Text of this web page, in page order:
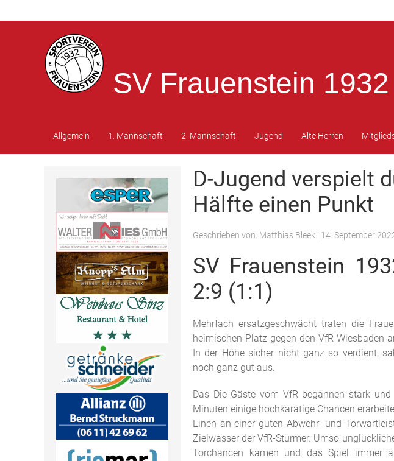
SV Frauenstein 1932
Allgemein 1. Mannschaft 2. Mannschaft Jugend Alte Herren
D-Jugend verspielt
Hälfte einen Punkt
Geschrieben von: Matthias Bleek | 14. September
SV Frauenstein
2:9 (1:1)
Mehrfach ersatzgeschwächt traten die
heimischen Platz gegen den VfR Wiesbaden
In der Höhe sicher nicht ganz so verdient,
noch ganz gut aus.
Das Die Gäste vom VfR begannen stark
Minuten einige hochkarätige Chancen
Einen an einer guten Abwehr- und
Zielwasser der VfR-Stürmer. Umso
Torchancen kamen und das Spiel immer